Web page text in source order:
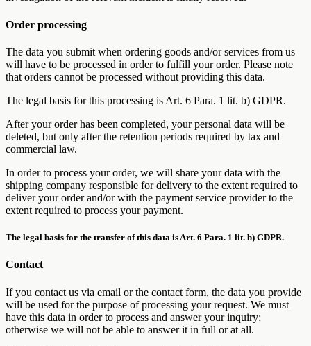
Order processing
The data you submit when ordering goods and/or services from us
will have to be processed in order to fulfill your order. Please note
that orders cannot be processed without providing this data.
The legal basis for this processing is Art. 6 Para. 1 lit. b) GDPR.
After your order has been completed, your personal data will be
deleted, but only after the retention periods required by tax and
commercial law.
In order to process your order, we will share your data with the
shipping company responsible for delivery to the extent required to
deliver your order and/or with the payment service provider to the
extent required to process your payment.
The legal basis for the transfer of this data is Art. 6 Para. 1 lit. b) GDPR.
Contact
If you contact us via email or the contact form, the data you provide
will be used for the purpose of processing your request. We must
have this data in order to process and answer your inquiry;
otherwise we will not be able to answer it in full or at all.